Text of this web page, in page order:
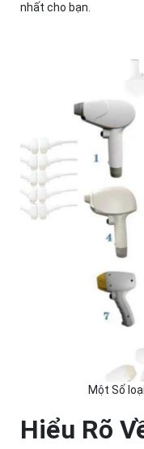
nhất cho bạn.
Một Số
Hiểu Rõ